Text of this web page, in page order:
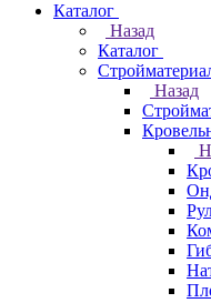
Каталог
Назад
Каталог
Назад